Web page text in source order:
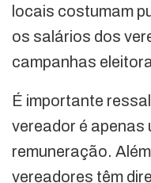
locais costumam
os salários dos
campanhas
É importante
vereador é apenas
remuneração.
vereadores têm